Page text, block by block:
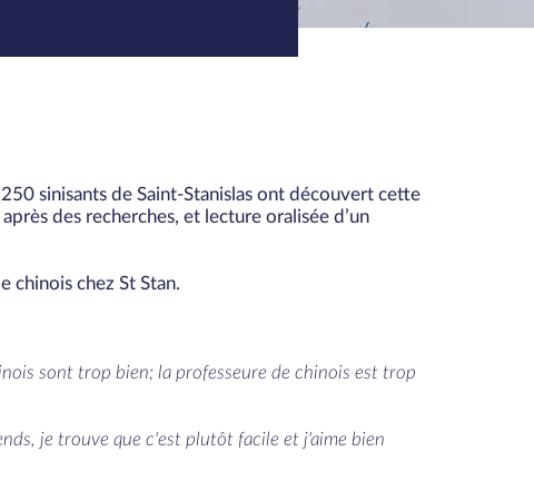
sinisants de Saint-Stanislas ont découvert cette
des recherches, et lecture oralisée d’un
chinois chez St Stan.
sont trop bien; la professeure de chinois est trop
je trouve que c'est plutôt facile et j'aime bien